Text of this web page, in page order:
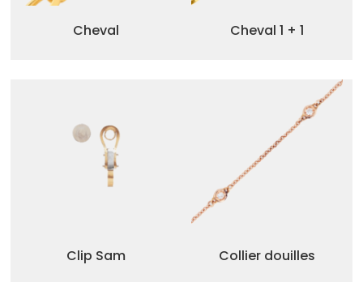
Cheval Cheval 1 + 1
Clip Sam Collier douilles